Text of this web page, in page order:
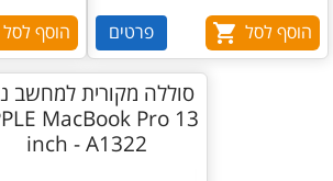
הוסף לסל פרטים הוסף לסל
סוללה מקורית למחשב
MacBook Pro 13
inch - A1322